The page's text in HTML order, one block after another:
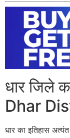
धार जिले
Dhar
धार का इतिहास